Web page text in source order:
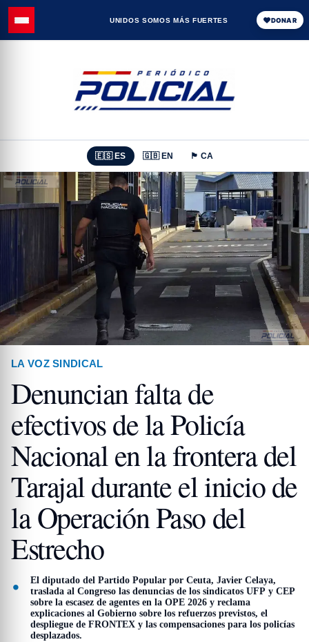
UNIDOS SOMOS MÁS FUERTES DONAR
🇪🇸 ES 🇬🇧 EN 🏴 CA
LA VOZ SINDICAL
Denuncian falta de
efectivos de la Policía
Nacional en la frontera del
Tarajal durante el inicio de
la Operación Paso del
Estrecho
El diputado del Partido Popular por Ceuta, Javier Celaya,
traslada al Congreso las denuncias de los sindicatos UFP y CEP
sobre la escasez de agentes en la OPE 2026 y reclama
explicaciones al Gobierno sobre los refuerzos previstos, el
despliegue de FRONTEX y las compensaciones para los policías
desplazados.